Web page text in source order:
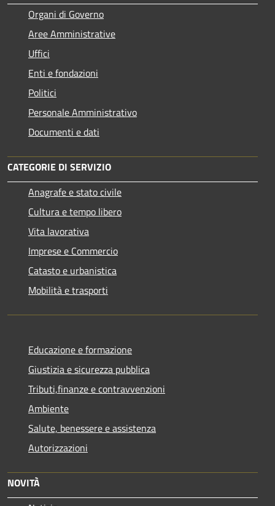
Organi di Governo
Aree Amministrative
Uffici
Enti e fondazioni
Politici
Personale Amministrativo
Documenti e dati
CATEGORIE DI SERVIZIO
Anagrafe e stato civile
Cultura e tempo libero
Vita lavorativa
Imprese e Commercio
Catasto e urbanistica
Mobilità e trasporti
Educazione e formazione
Giustizia e sicurezza pubblica
Tributi,finanze e contravvenzioni
Ambiente
Salute, benessere e assistenza
Autorizzazioni
NOVITÀ